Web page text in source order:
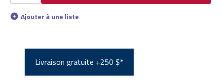
Ajouter à une liste
Livraison gratuite +250 $*